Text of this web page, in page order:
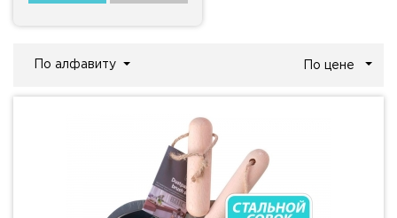
По алфавиту По цене